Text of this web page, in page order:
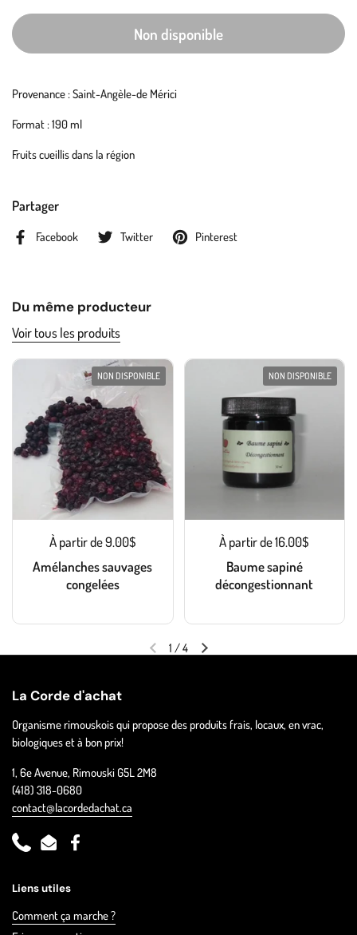
Non disponible
Provenance : Saint-Angèle-de Mérici
Format : 190 ml
Fruits cueillis dans la région
Partager
Facebook Twitter Pinterest
Du même producteur
Voir tous les produits
À partir de 9.00$
Amélanches sauvages
congelées
NON DISPONIBLE
À partir de 16.00$
Baume sapiné
décongestionnant
NON DISPONIBLE
1 /4
La Corde d'achat
Organisme rimouskois qui propose des produits frais, locaux, en vrac,
biologiques et à bon prix!
1, 6e Avenue, Rimouski G5L 2M8
(418) 318-0680
contact@lacordedachat.ca
PhoneEmailFacebook
Liens utiles
Comment ça marche ?